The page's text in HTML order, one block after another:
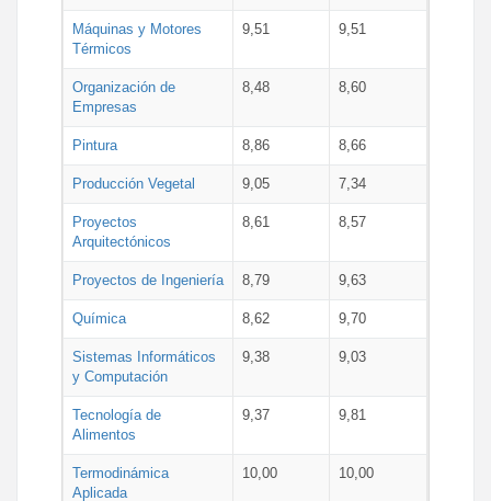
Máquinas y Motores
Térmicos
9,51 9,51
Organización de
Empresas
8,48 8,60
Pintura 8,86 8,66
Producción Vegetal 9,05 7,34
Proyectos
Arquitectónicos
8,61 8,57
Proyectos de Ingeniería 8,79 9,63
Química 8,62 9,70
Sistemas Informáticos
y Computación
9,38 9,03
Tecnología de
Alimentos
9,37 9,81
Termodinámica
Aplicada
10,00 10,00